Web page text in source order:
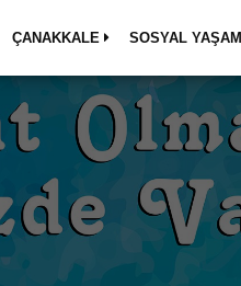
ÇANAKKALE SOSYAL YAŞAM